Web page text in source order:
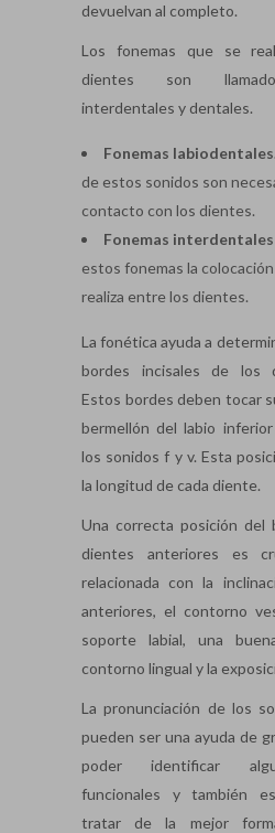
devuelvan al completo.
Los fonemas que se
dientes son
interdentales y dentales.
Fonemas
de estos sonidos son
contacto con los dientes.
Fonemas
estos fonemas la
realiza entre los dientes.
La fonética ayuda a
bordes incisales de los
Estos bordes deben tocar
bermellón del labio
los sonidos f y v. Esta
la longitud de cada diente.
Una correcta posición del
dientes anteriores es
relacionada con la
anteriores, el contorno
soporte labial, una
contorno lingual y la
La pronunciación de los
pueden ser una ayuda de
poder identificar
funcionales y también
tratar de la mejor